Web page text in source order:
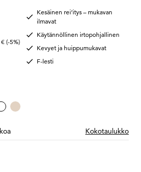
€ (-5%)
Kesäinen rei’itys – mukavan
ilmavat
Käytännöllinen irtopohjallinen
Kevyet ja huippumukavat
F-lesti
Kokotaulukko